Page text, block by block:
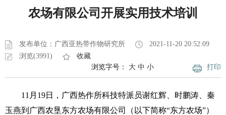
农场有限公司开展实用技术培训
发布单位：广西亚热带作物研究所
2021-11-20 20:52:09
浏览(3991)
收藏
打印
浏览字号： 大 中 小
11月19日，广西热作所科技特派员谢红辉、时鹏涛、秦
玉燕到广西农垦东方农场有限公司（以下简称“东方农场”）